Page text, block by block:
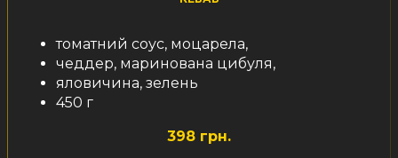
томатний соус, моцарела,
чеддер, маринована цибуля,
яловичина, зелень
450 г
398 грн.